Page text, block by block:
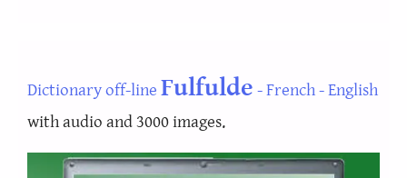
Dictionary off-line Fulfulde - French - English
with audio and 3000 images.